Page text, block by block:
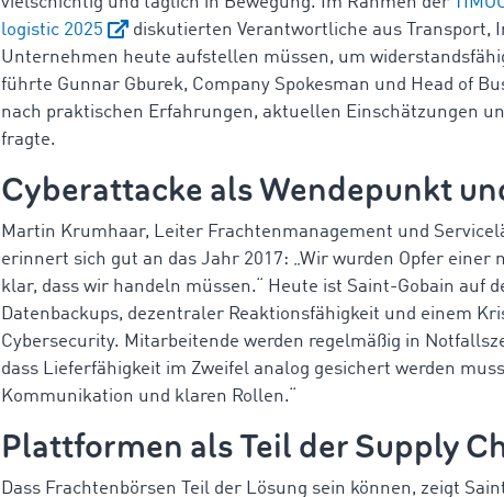
logistic 2025
diskutierten Verantwortliche aus Transport,
Unternehmen heute aufstellen müssen, um
führte Gunnar Gburek, Company Spokesman und Head of
nach praktischen Erfahrungen, aktuellen Einschätzungen
fragte.
Cyberattacke als Wendepunkt
Martin Krumhaar, Leiter Frachtenmanagement und
erinnert sich gut an das Jahr 2017: „Wir wurden Opfer einer
klar, dass wir handeln müssen.“ Heute ist Saint-Gobain auf
Datenbackups, dezentraler Reaktionsfähigkeit und einem
Cybersecurity. Mitarbeitende werden regelmäßig in
dass Lieferfähigkeit im Zweifel analog gesichert werden
Kommunikation und klaren Rollen.“
Plattformen als Teil der Supply
Dass Frachtenbörsen Teil der Lösung sein können, zeigt